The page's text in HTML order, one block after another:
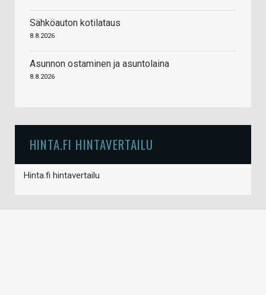
Sähköauton kotilataus
8.8.2026
Asunnon ostaminen ja asuntolaina
8.8.2026
HINTA.FI HINTAVERTAILU
Hinta.fi hintavertailu